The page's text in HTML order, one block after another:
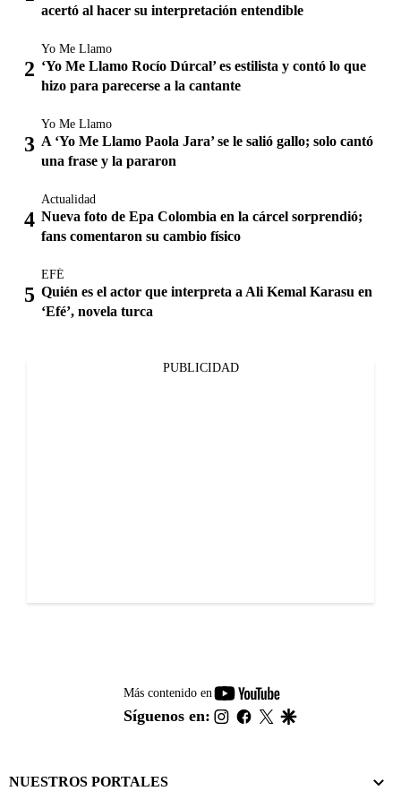
acertó al hacer su interpretación entendible
Yo Me Llamo
‘Yo Me Llamo Rocío Dúrcal’ es estilista y contó lo que
hizo para parecerse a la cantante
Yo Me Llamo
A ‘Yo Me Llamo Paola Jara’ se le salió gallo; solo cantó
una frase y la pararon
Actualidad
Nueva foto de Epa Colombia en la cárcel sorprendió;
fans comentaron su cambio físico
EFÉ
Quién es el actor que interpreta a Ali Kemal Karasu en
‘Efé’, novela turca
PUBLICIDAD
Más contenido en
youtube-
footer
Síguenos en: instagram
facebook
twitter
NUESTROS PORTALES